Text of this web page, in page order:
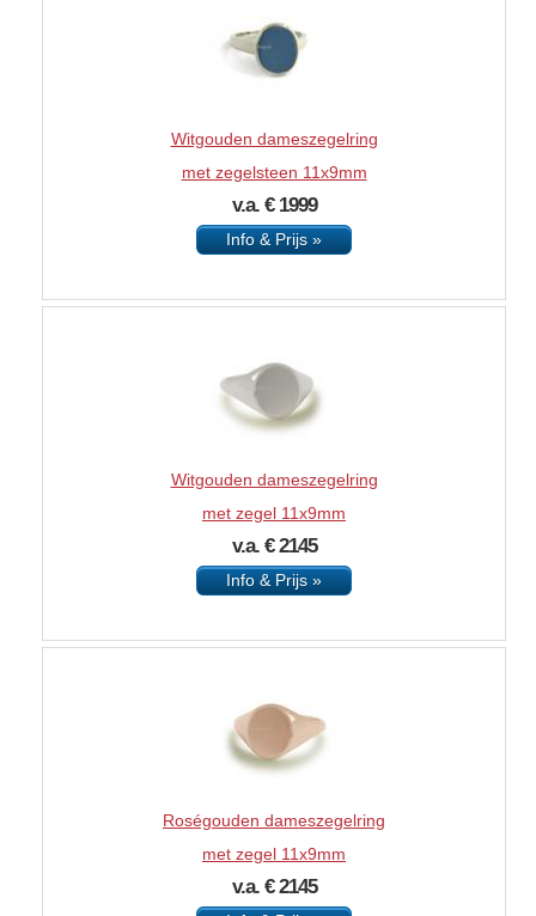
Witgouden dameszegelring
met zegelsteen 11x9mm
v.a. € 1999
Info & Prijs »
Witgouden dameszegelring
met zegel 11x9mm
v.a. € 2145
Info & Prijs »
Roségouden dameszegelring
met zegel 11x9mm
v.a. € 2145